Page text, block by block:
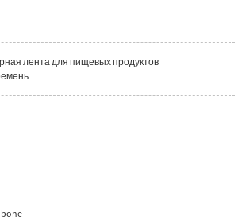
лента для пищевых продуктов